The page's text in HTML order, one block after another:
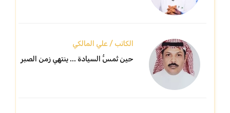
الكاتب / علي المالكي
حين تُمسُّ السيادة ... ينتهي زمن الصبر